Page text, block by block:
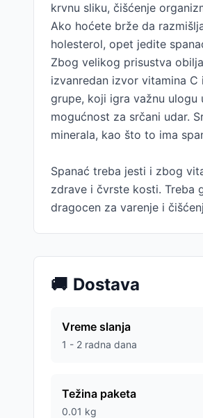
krvnu sliku, čišćenje
Ako hoćete brže da
holesterol, opet jedite
Zbog velikog prisustva
izvanredan izvor vitamina
grupe, koji igra važnu ulogu
mogućnost za srčani udar.
minerala, kao što to ima
Spanać treba jesti i zbog
zdrave i čvrste kosti. Treba
dragocen za varenje i
🚚 Dostava
Vreme slanja
1 - 2 radna dana
Težina paketa
0.01 kg